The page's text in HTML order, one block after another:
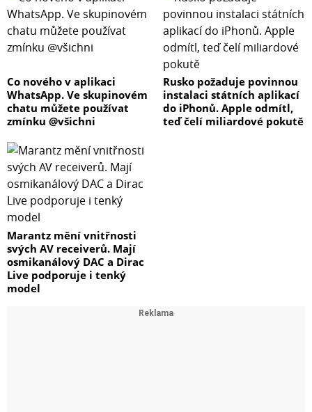
Co nového v aplikaci
WhatsApp. Ve skupinovém
chatu můžete používat
zmínku @všichni
Rusko požaduje povinnou
instalaci státních aplikací
do iPhonů. Apple odmítl,
teď čelí miliardové pokutě
Marantz mění vnitřnosti
svých AV receiverů. Mají
osmikanálový DAC a Dirac
Live podporuje i tenký
model